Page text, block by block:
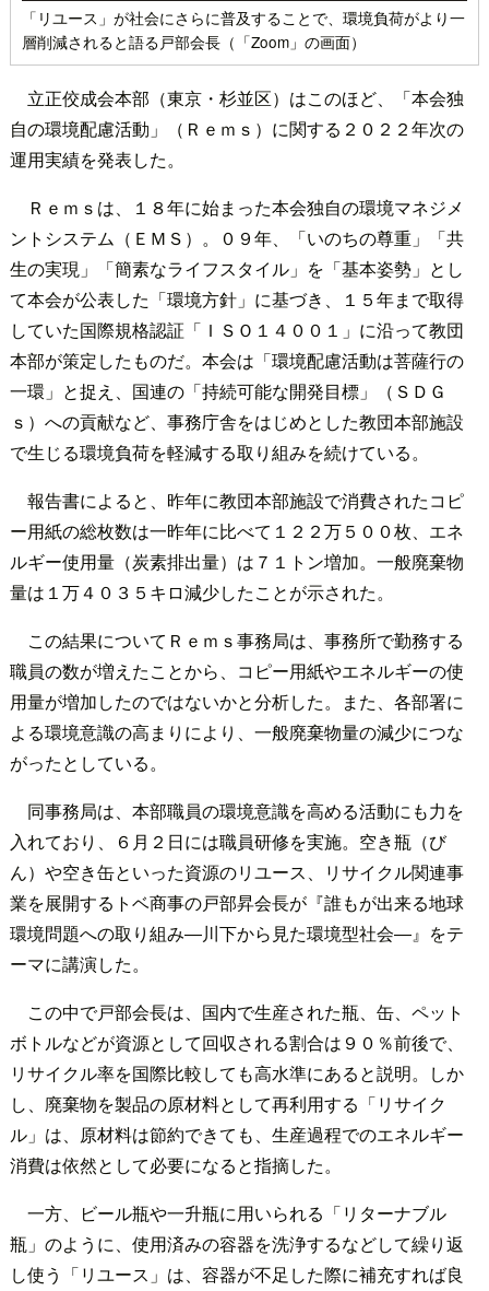
「リユース」が社会にさらに普及することで、環境負荷がより一
層削減されると語る戸部会長（「Zoom」の画面）
立正佼成会本部（東京・杉並区）はこのほど、「本会独
自の環境配慮活動」（Ｒｅｍｓ）に関する２０２２年次の
運用実績を発表した。
Ｒｅｍｓは、１８年に始まった本会独自の環境マネジメ
ントシステム（ＥＭＳ）。０９年、「いのちの尊重」「共
生の実現」「簡素なライフスタイル」を「基本姿勢」とし
て本会が公表した「環境方針」に基づき、１５年まで取得
していた国際規格認証「ＩＳＯ１４００１」に沿って教団
本部が策定したものだ。本会は「環境配慮活動は菩薩行の
一環」と捉え、国連の「持続可能な開発目標」（ＳＤＧ
ｓ）への貢献など、事務庁舎をはじめとした教団本部施設
で生じる環境負荷を軽減する取り組みを続けている。
報告書によると、昨年に教団本部施設で消費されたコピ
ー用紙の総枚数は一昨年に比べて１２２万５００枚、エネ
ルギー使用量（炭素排出量）は７１トン増加。一般廃棄物
量は１万４０３５キロ減少したことが示された。
この結果についてＲｅｍｓ事務局は、事務所で勤務する
職員の数が増えたことから、コピー用紙やエネルギーの使
用量が増加したのではないかと分析した。また、各部署に
よる環境意識の高まりにより、一般廃棄物量の減少につな
がったとしている。
同事務局は、本部職員の環境意識を高める活動にも力を
入れており、６月２日には職員研修を実施。空き瓶（び
ん）や空き缶といった資源のリユース、リサイクル関連事
業を展開するトベ商事の戸部昇会長が『誰もが出来る地球
環境問題への取り組み―川下から見た環境型社会―』をテ
ーマに講演した。
この中で戸部会長は、国内で生産された瓶、缶、ペット
ボトルなどが資源として回収される割合は９０％前後で、
リサイクル率を国際比較しても高水準にあると説明。しか
し、廃棄物を製品の原材料として再利用する「リサイク
ル」は、原材料は節約できても、生産過程でのエネルギー
消費は依然として必要になると指摘した。
一方、ビール瓶や一升瓶に用いられる「リターナブル
瓶」のように、使用済みの容器を洗浄するなどして繰り返
し使う「リユース」は、容器が不足した際に補充すれば良